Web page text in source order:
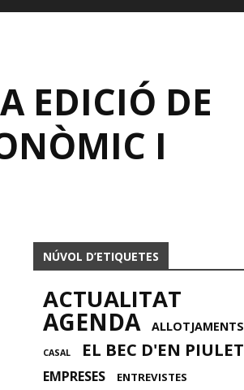
EDICIÓ DE
I
NÚVOL D’ETIQUETES
ACTUALITAT
AGENDA ALLOTJAMENTS
CASAL EL BEC D'EN PIULET
EMPRESES ENTREVISTES